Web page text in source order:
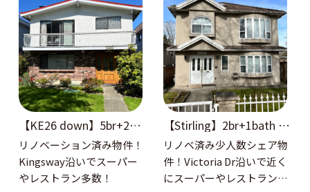
【KE26 down】5br+2bat
h 1階
リノベーション済み物件！
Kingsway沿いでスーパー
やレストラン多数！
【Stirling】2br+1bath 1
階
リノベ済み少人数シェア物
件！Victoria Dr沿いで近く
にスーパーやレストラン多